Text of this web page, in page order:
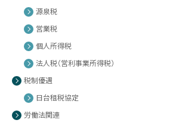
源泉税
営業税
個人所得税
法人税（営利事業所得税）
税制優遇
日台租税協定
労働法関連